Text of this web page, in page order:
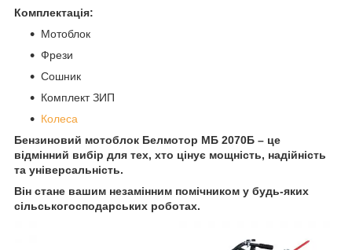
Комплектація:
Мотоблок
Фрези
Сошник
Комплект ЗИП
Колеса
Бензиновий мотоблок Белмотор МБ 2070Б – це
відмінний вибір для тех, хто цінує мощність, надійність
та універсальність.
Він стане вашим незамінним помічником у будь-яких
сільськогосподарських роботах.